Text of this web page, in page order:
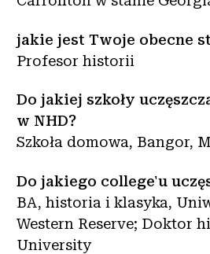
jakie jest Twoje obecne
Profesor historii
Do jakiej szkoły
w NHD?
Szkoła domowa, Bangor,
Do jakiego college'u
BA, historia i klasyka,
Western Reserve; Doktor
University